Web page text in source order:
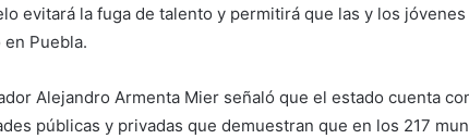
evitará la fuga de talento y permitirá que las y los
Puebla.
Alejandro Armenta Mier señaló que el estado cuenta
públicas y privadas que demuestran que en los 217